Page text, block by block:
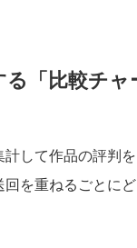
「比較チャ
して作品の評判
を重ねるごとに